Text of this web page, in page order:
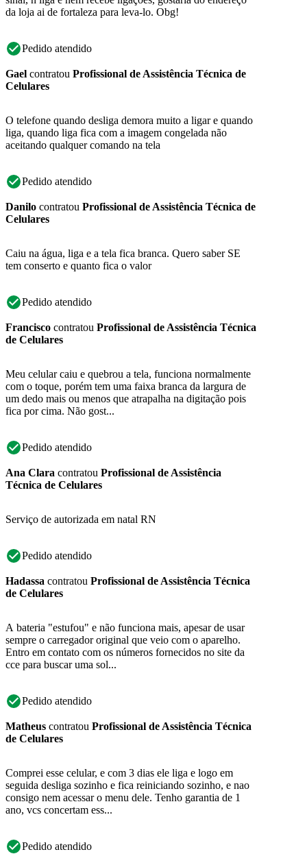
da loja ai de fortaleza para leva-lo. Obg!
Pedido atendido
Gael contratou Profissional de Assistência Técnica de
Celulares
O telefone quando desliga demora muito a ligar e quando
liga, quando liga fica com a imagem congelada não
aceitando qualquer comando na tela
Pedido atendido
Danilo contratou Profissional de Assistência Técnica de
Celulares
Caiu na água, liga e a tela fica branca. Quero saber SE
tem conserto e quanto fica o valor
Pedido atendido
Francisco contratou Profissional de Assistência Técnica
de Celulares
Meu celular caiu e quebrou a tela, funciona normalmente
com o toque, porém tem uma faixa branca da largura de
um dedo mais ou menos que atrapalha na digitação pois
fica por cima. Não gost...
Pedido atendido
Ana Clara contratou Profissional de Assistência
Técnica de Celulares
Serviço de autorizada em natal RN
Pedido atendido
Hadassa contratou Profissional de Assistência Técnica
de Celulares
A bateria "estufou" e não funciona mais, apesar de usar
sempre o carregador original que veio com o aparelho.
Entro em contato com os números fornecidos no site da
cce para buscar uma sol...
Pedido atendido
Matheus contratou Profissional de Assistência Técnica
de Celulares
Comprei esse celular, e com 3 dias ele liga e logo em
seguida desliga sozinho e fica reiniciando sozinho, e nao
consigo nem acessar o menu dele. Tenho garantia de 1
ano, vcs concertam ess...
Pedido atendido